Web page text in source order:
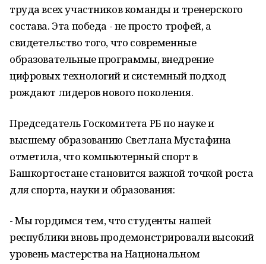
труда всех участников команды и тренерского
состава. Эта победа - не просто трофей, а
свидетельство того, что современные
образовательные программы, внедрение
цифровых технологий и системный подход
рождают лидеров нового поколения.
Председатель Госкомитета РБ по науке и
высшему образованию Светлана Мустафина
отметила, что компьютерный спорт в
Башкортостане становится важной точкой роста
для спорта, науки и образования:
- Мы гордимся тем, что студенты нашей
республики вновь продемонстрировали высокий
уровень мастерства на Национальном